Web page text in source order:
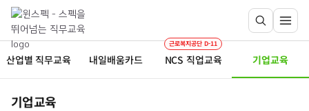
산업별 직무교육 내일배움카드
근로복지공단 D-11
NCS 직업교육 기업교육
기업교육